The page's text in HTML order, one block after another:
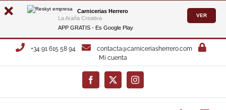
Carnicerias Herrero
La Araña Creativa
APP GRATIS - Es Google Play
VER
Saltar
+34 91 615 58 94
contacta@carniceriasherrero.com
Mi cuenta
Facebook
X Instagram